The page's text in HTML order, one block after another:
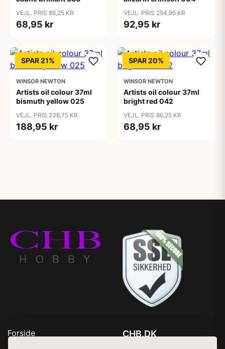
VEJL. PRIS 86,25 KR
68,95 kr
VEJL. PRIS 254,95 KR
92,95 kr
SPAR 21%
WINSOR NEWTON
Artists oil colour 37ml
bismuth yellow 025
VEJL. PRIS 238,75 KR
188,95 kr
SPAR 20%
WINSOR NEWTON
Artists oil colour 37ml
bright red 042
VEJL. PRIS 86,25 KR
68,95 kr
Forside
CHB.DK